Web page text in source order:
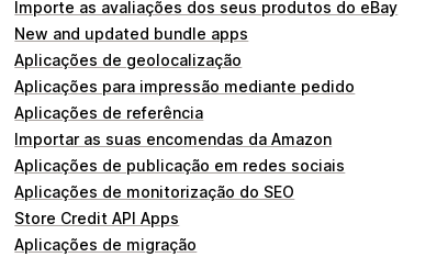
Importe as avaliações dos seus produtos do eBay
New and updated bundle apps
Aplicações de geolocalização
Aplicações para impressão mediante pedido
Aplicações de referência
Importar as suas encomendas da Amazon
Aplicações de publicação em redes sociais
Aplicações de monitorização do SEO
Store Credit API Apps
Aplicações de migração